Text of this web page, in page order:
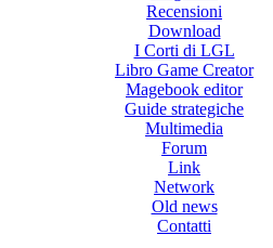
Recensioni
Download
I Corti di LGL
Libro Game Creator
Magebook editor
Guide strategiche
Multimedia
Forum
Link
Network
Old news
Contatti